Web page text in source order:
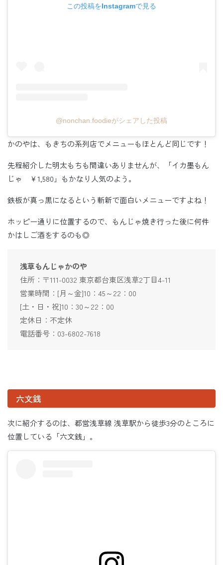
この投稿をInstagramで見る
@nonchan.foodieがシェアした投稿
かのやは、もきちの系列店でメニューもほとんど同じです！
先程紹介した明太もちも間違いありませんが、「イカ墨もん
じゃ ￥1,580」もかなり人気のよう。
鉄板が真っ黒になるという斬新で面白いメニューですよね！
ホッピー通りに位置するので、もんじゃ焼き行った後に何件
かはしご酒をするのも◎
浅草もんじゃかのや
住所：〒111-0032 東京都台東区浅草2丁目4-11
営業時間：[月～金]10：45～22：00
[土・日・祝]10：30～22：00
定休日：不定休
電話番号：03-6802-7618
六文銭
次に紹介するのは、都営浅草線 浅草駅から徒歩3分のところに
位置している「六文銭」。